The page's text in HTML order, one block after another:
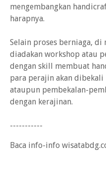
mengembangkan
harapnya.
Selain proses berniaga,
diadakan workshop atau
dengan skill membuat
para perajin akan
ataupun pembekalan-
dengan kerajinan.
-----------
Baca info-info